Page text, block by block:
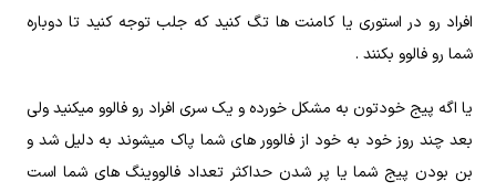
افراد رو در استوری یا کامنت ها تگ کنید که جلب توجه کنید تا دوباره
شما رو فالوو بکنند .
یا اگه پیج خودتون به مشکل خورده و یک سری افراد رو فالوو میکنید ولی
بعد چند روز خود به خود از فالوور های شما پاک میشوند به دلیل شد و
بن بودن پیج شما یا پر شدن حداکثر تعداد فالووینگ های شما است